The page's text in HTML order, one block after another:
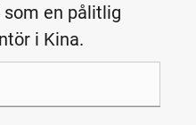
en pålitlig
i Kina.